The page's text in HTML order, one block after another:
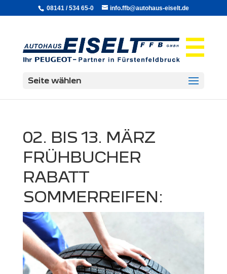
08141 / 534 65-0 info.ffb@autohaus-eiselt.de
Seite wählen
02. BIS 13. MÄRZ
FRÜHBUCHER
RABATT
SOMMERREIFEN: